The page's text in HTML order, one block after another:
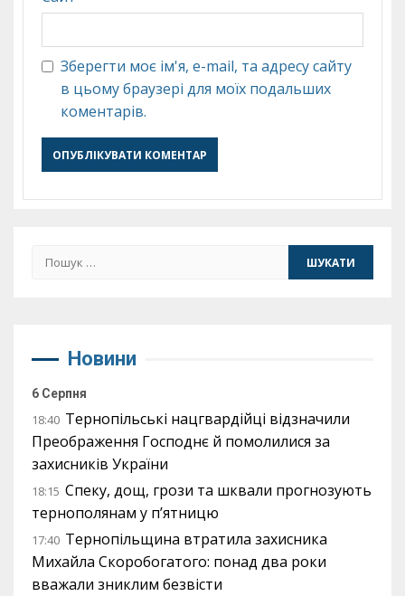
Зберегти моє ім'я, e-mail, та адресу сайту
в цьому браузері для моїх подальших
коментарів.
Пошук:
Новини
6 Серпня
18:40 Тернопільські нацгвардійці відзначили
Преображення Господнє й помолилися за
захисників України
18:15 Спеку, дощ, грози та шквали прогнозують
тернополянам у п’ятницю
17:40 Тернопільщина втратила захисника
Михайла Скоробогатого: понад два роки
вважали зниклим безвісти